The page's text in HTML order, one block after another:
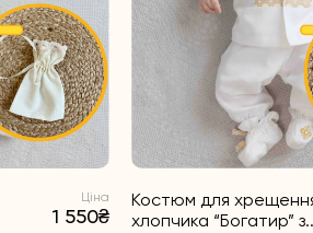
Ціна
1 550₴
Костюм для
хлопчика “Богатир”